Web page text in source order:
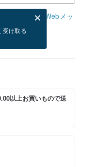
受け取る
できます。
Webメッ
以上お買いもので送